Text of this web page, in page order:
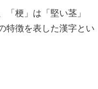
梗」は「堅い茎」
特徴を表した漢字とい